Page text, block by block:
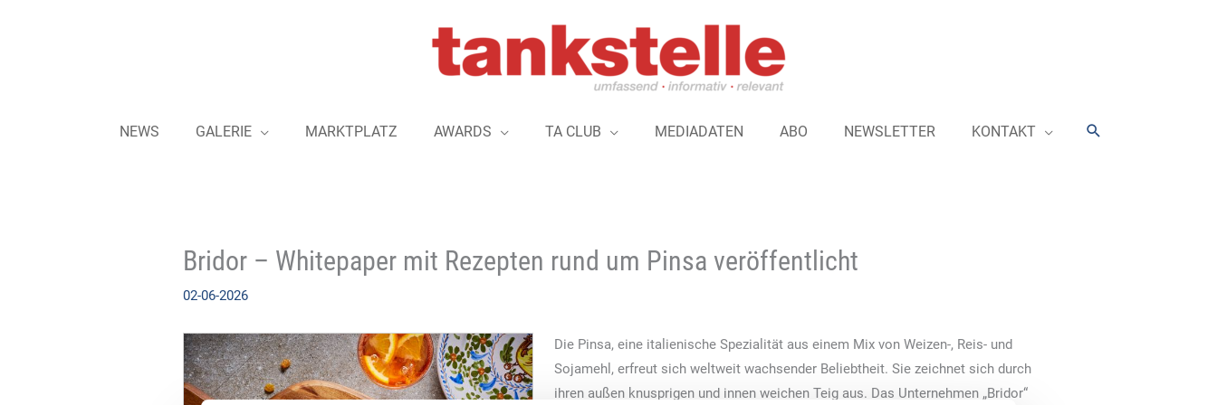
NEWS GALERIE MARKTPLATZ AWARDS TA CLUB MEDIADATEN ABO NEWSLETTER KONTAKT Suchen
Bridor – Whitepaper mit Rezepten rund um Pinsa veröffentlicht
02-06-2026
Die Pinsa, eine italienische Spezialität aus einem Mix von Weizen-, Reis- und
Sojamehl, erfreut sich weltweit wachsender Beliebtheit. Sie zeichnet sich durch
ihren außen knusprigen und innen weichen Teig aus. Das Unternehmen „Bridor“